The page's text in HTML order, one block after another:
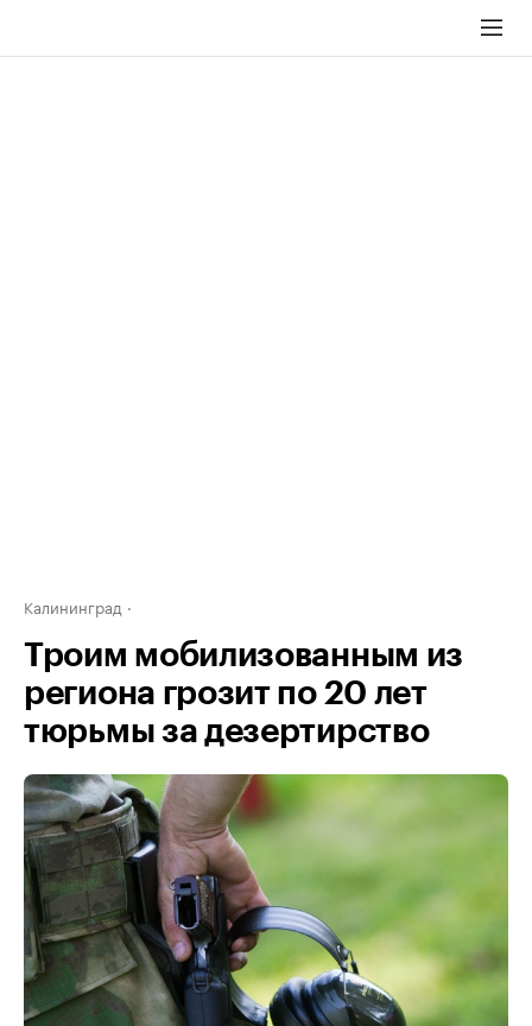
Калининград
Троим мобилизованным из
региона грозит по 20 лет
тюрьмы за дезертирство